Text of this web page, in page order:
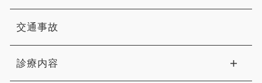
交通事故
診療内容